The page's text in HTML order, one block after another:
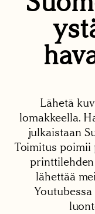
Lähetä
lomakkeella.
julkaistaan
Toimitus poimii
lähettää